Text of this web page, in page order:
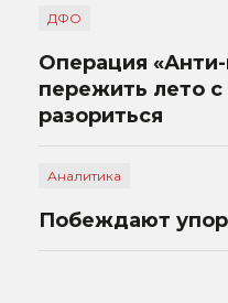
ДФО
Операция
пережить лето
разориться
Аналитика
Побеждают